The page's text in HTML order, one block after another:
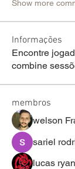
Show more
Informações
Encontre
combine
membros
welson
sariel
lucas ryan